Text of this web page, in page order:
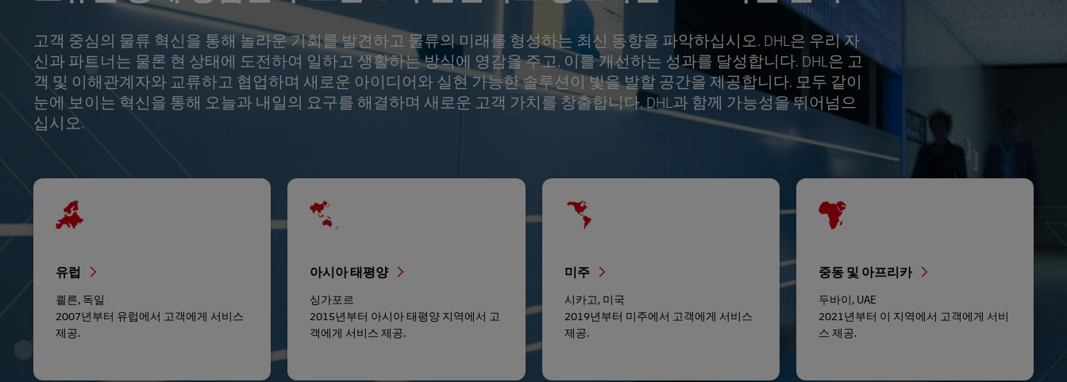
고객 중심의 물류 혁신을 통해 놀라운 기회를 발견하고 물류의 미래를 형성하는 최신 동향을 파악하십시오. DHL은 우리 자
신과 파트너는 물론 현 상태에 도전하여 일하고 생활하는 방식에 영감을 주고, 이를 개선하는 성과를 달성합니다. DHL은 고
객 및 이해관계자와 교류하고 협업하며 새로운 아이디어와 실현 가능한 솔루션이 빛을 발할 공간을 제공합니다. 모두 같이
눈에 보이는 혁신을 통해 오늘과 내일의 요구를 해결하며 새로운 고객 가치를 창출합니다. DHL과 함께 가능성을 뛰어넘으
십시오.
유럽
쾰른, 독일
2007년부터 유럽에서 고객에게 서비스
제공.
아시아 태평양
싱가포르
2015년부터 아시아 태평양 지역에서 고
객에게 서비스 제공.
미주
시카고, 미국
2019년부터 미주에서 고객에게 서비스
제공.
중동 및 아프리카
두바이, UAE
2021년부터 이 지역에서 고객에게 서비
스 제공.